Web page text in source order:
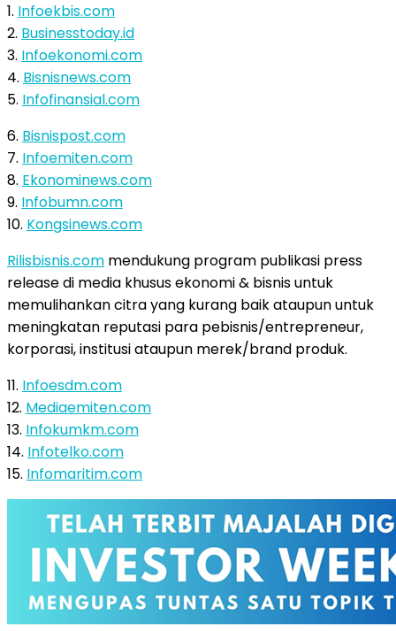
1. Infoekbis.com
2. Businesstoday.id
3. Infoekonomi.com
4. Bisnisnews.com
5. Infofinansial.com
6. Bisnispost.com
7. Infoemiten.com
8. Ekonominews.com
9. Infobumn.com
10. Kongsinews.com
Rilisbisnis.com mendukung program publikasi press
release di media khusus ekonomi & bisnis untuk
memulihankan citra yang kurang baik ataupun untuk
meningkatan reputasi para pebisnis/entrepreneur,
korporasi, institusi ataupun merek/brand produk.
11. Infoesdm.com
12. Mediaemiten.com
13. Infokumkm.com
14. Infotelko.com
15. Infomaritim.com